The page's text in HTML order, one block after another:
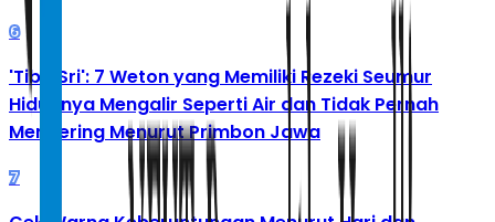
6
'Tibo Sri': 7 Weton yang Memiliki Rezeki Seumur
Hidupnya Mengalir Seperti Air dan Tidak Pernah
Mengering Menurut Primbon Jawa
7